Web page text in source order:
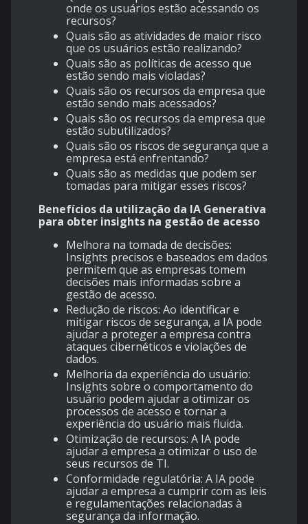
onde os usuários estão acessando os
recursos?
Quais são as atividades de maior risco
que os usuários estão realizando?
Quais são as políticas de acesso que
estão sendo mais violadas?
Quais são os recursos da empresa que
estão sendo mais acessados?
Quais são os recursos da empresa que
estão subutilizados?
Quais são os riscos de segurança que a
empresa está enfrentando?
Quais são as medidas que podem ser
tomadas para mitigar esses riscos?
Benefícios da utilização da IA Generativa
para obter insights na gestão de acesso
Melhora na tomada de decisões:
Insights precisos e baseados em dados
permitem que as empresas tomem
decisões mais informadas sobre a
gestão de acesso.
Redução de riscos: Ao identificar e
mitigar riscos de segurança, a IA pode
ajudar a proteger a empresa contra
ataques cibernéticos e violações de
dados.
Melhoria da experiência do usuário:
Insights sobre o comportamento do
usuário podem ajudar a otimizar os
processos de acesso e tornar a
experiência do usuário mais fluida.
Otimização de recursos: A IA pode
ajudar a empresa a otimizar o uso de
seus recursos de TI.
Conformidade regulatória: A IA pode
ajudar a empresa a cumprir com as leis
e regulamentações relacionadas à
segurança da informação.